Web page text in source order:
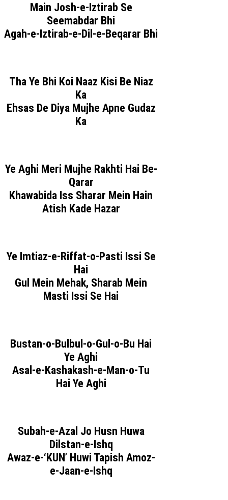
Main Josh-e-Iztirab Se
Seemabdar Bhi
Agah-e-Iztirab-e-Dil-e-Beqarar Bhi
Tha Ye Bhi Koi Naaz Kisi Be Niaz
Ka
Ehsas De Diya Mujhe Apne Gudaz
Ka
Ye Aghi Meri Mujhe Rakhti Hai Be-
Qarar
Khawabida Iss Sharar Mein Hain
Atish Kade Hazar
Ye Imtiaz-e-Riffat-o-Pasti Issi Se
Hai
Gul Mein Mehak, Sharab Mein
Masti Issi Se Hai
Bustan-o-Bulbul-o-Gul-o-Bu Hai
Ye Aghi
Asal-e-Kashakash-e-Man-o-Tu
Hai Ye Aghi
Subah-e-Azal Jo Husn Huwa
Dilstan-e-Ishq
Awaz-e-‘KUN’ Huwi Tapish Amoz-
e-Jaan-e-Ishq